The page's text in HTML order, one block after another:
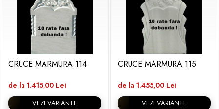
CRUCE MARMURA 114
de la 1.415,00 Lei
VEZI VARIANTE
CRUCE MARMURA 115
de la 1.455,00 Lei
VEZI VARIANTE